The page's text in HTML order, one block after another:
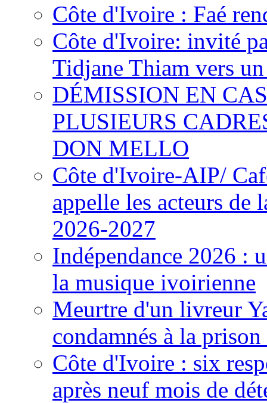
Côte d'Ivoire : Faé
Côte d'Ivoire: invité
Tidjane Thiam vers
DÉMISSION EN
PLUSIEURS
DON MELLO
Côte d'Ivoire-AIP/
appelle les acteurs de
2026-2027
Indépendance 2026 :
la musique ivoirienne
Meurtre d'un livreur
condamnés à la
Côte d'Ivoire : six
après neuf mois de